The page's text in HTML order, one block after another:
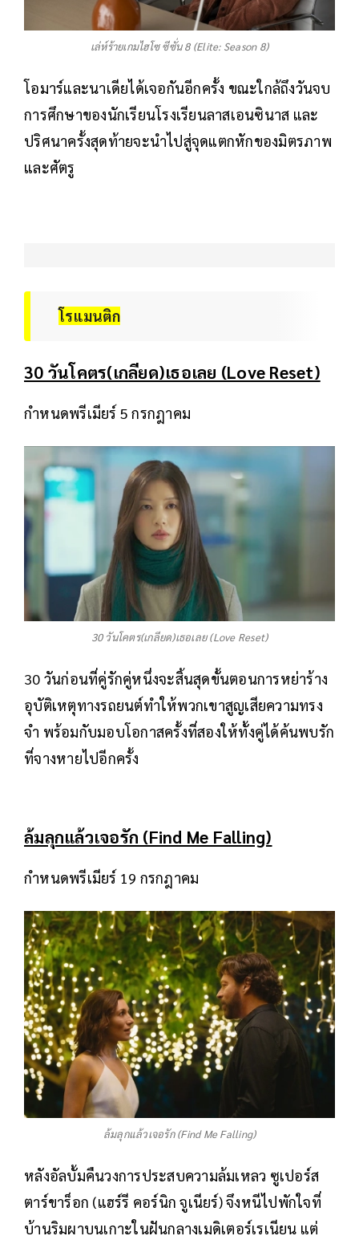
เล่ห์ร้ายเกมไฮโซ ซีซั่น 8 (Elite: Season 8)
โอมาร์และนาเดียได้เจอกันอีกครั้ง ขณะใกล้ถึงวันจบ
การศึกษาของนักเรียนโรงเรียนลาสเอนซินาส และ
ปริศนาครั้งสุดท้ายจะนำไปสู่จุดแตกหักของมิตรภาพ
และศัตรู
โรแมนติก
30 วันโคตร(เกลียด)เธอเลย (Love Reset)
กำหนดพรีเมียร์ 5 กรกฎาคม
30 วันโคตร(เกลียด)เธอเลย (Love Reset)
30 วันก่อนที่คู่รักคู่หนึ่งจะสิ้นสุดขั้นตอนการหย่าร้าง
อุบัติเหตุทางรถยนต์ทำให้พวกเขาสูญเสียความทรง
จำ พร้อมกับมอบโอกาสครั้งที่สองให้ทั้งคู่ได้ค้นพบรัก
ที่จางหายไปอีกครั้ง
ล้มลุกแล้วเจอรัก (Find Me Falling)
กำหนดพรีเมียร์ 19 กรกฎาคม
ล้มลุกแล้วเจอรัก (Find Me Falling)
หลังอัลบั้มคืนวงการประสบความล้มเหลว ซูเปอร์ส
ตาร์ขาร็อก (แฮร์รี คอร์นิก จูเนียร์) จึงหนีไปพักใจที่
บ้านริมผาบนเกาะในฝันกลางเมดิเตอร์เรเนียน แต่